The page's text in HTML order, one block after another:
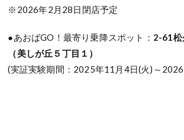
※2026年2月28日閉店予定
●あおばGO！最寄り乗降スポット： 2-61松
（美しが丘５丁目１）
(実証実験期間：2025年11月4日(火)～